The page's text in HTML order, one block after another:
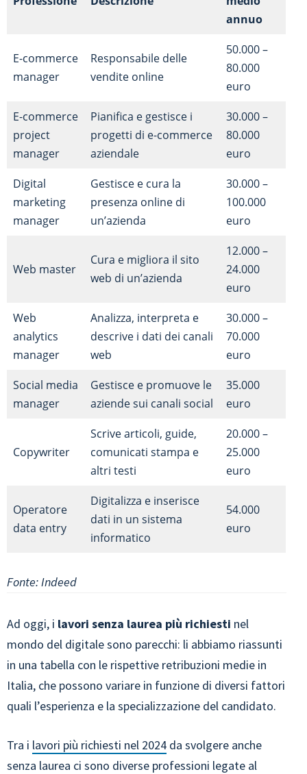
annuo
E-commerce
manager
Responsabile delle
vendite online
50.000 –
80.000
euro
E-commerce
project
manager
Pianifica e gestisce i
progetti di e-commerce
aziendale
30.000 –
80.000
euro
Digital
marketing
manager
Gestisce e cura la
presenza online di
un’azienda
30.000 –
100.000
euro
Web master
Cura e migliora il sito
web di un’azienda
12.000 –
24.000
euro
Web
analytics
manager
Analizza, interpreta e
descrive i dati dei canali
web
30.000 –
70.000
euro
Social media
manager
Gestisce e promuove le
aziende sui canali social
35.000
euro
Copywriter
Scrive articoli, guide,
comunicati stampa e
altri testi
20.000 –
25.000
euro
Operatore
data entry
Digitalizza e inserisce
dati in un sistema
informatico
54.000
euro
Fonte: Indeed
Ad oggi, i lavori senza laurea più richiesti nel
mondo del digitale sono parecchi: li abbiamo riassunti
in una tabella con le rispettive retribuzioni medie in
Italia, che possono variare in funzione di diversi fattori
quali l’esperienza e la specializzazione del candidato.
Tra i lavori più richiesti nel 2024 da svolgere anche
senza laurea ci sono diverse professioni legate al